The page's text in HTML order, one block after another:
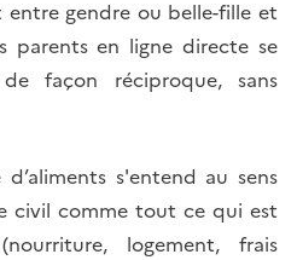
entre gendre ou belle-fille et
parents en ligne directe se
façon réciproque, sans
s'entend au sens
civil comme tout ce qui est
logement, frais